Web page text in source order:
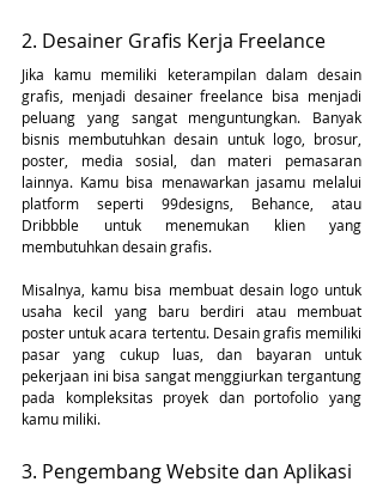
2. Desainer Grafis Kerja Freelance
Jika kamu memiliki keterampilan dalam desain
grafis, menjadi desainer freelance bisa menjadi
peluang yang sangat menguntungkan. Banyak
bisnis membutuhkan desain untuk logo, brosur,
poster, media sosial, dan materi pemasaran
lainnya. Kamu bisa menawarkan jasamu melalui
platform seperti 99designs, Behance, atau
Dribbble untuk menemukan klien yang
membutuhkan desain grafis.
Misalnya, kamu bisa membuat desain logo untuk
usaha kecil yang baru berdiri atau membuat
poster untuk acara tertentu. Desain grafis memiliki
pasar yang cukup luas, dan bayaran untuk
pekerjaan ini bisa sangat menggiurkan tergantung
pada kompleksitas proyek dan portofolio yang
kamu miliki.
3. Pengembang Website dan Aplikasi